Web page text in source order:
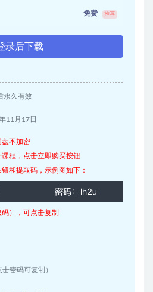
免费 推荐
录后下载
永久有效
11月17日
盘不加密
程，点击立即购买按钮
和提取码，示例图如下：
），可点击复制
密码可复制）